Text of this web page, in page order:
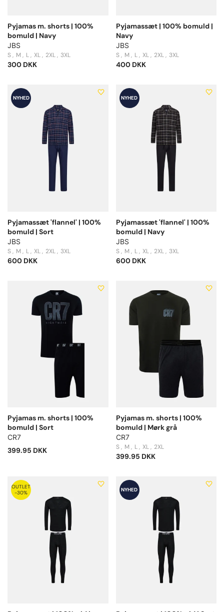
Pyjamas m. shorts | 100%
bomuld | Navy
JBS
S M L XL 2XL 3XL
300 DKK
Pyjamassæt | 100% bomuld |
Navy
JBS
S M L XL 2XL 3XL
400 DKK
NYHED
Pyjamassæt 'flannel' | 100%
bomuld | Sort
JBS
S M L XL 2XL 3XL
600 DKK
NYHED
Pyjamassæt 'flannel' | 100%
bomuld | Navy
JBS
S M L XL 2XL 3XL
600 DKK
Pyjamas m. shorts | 100%
bomuld | Sort
CR7
399.95 DKK
Pyjamas m. shorts | 100%
bomuld | Mørk grå
CR7
S M L XL 2XL
399.95 DKK
OUTLET
-30%
NYHED